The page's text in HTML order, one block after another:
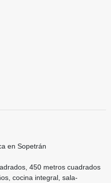
en Sopetrán
450 metros cuadrados
cocina integral, sala-